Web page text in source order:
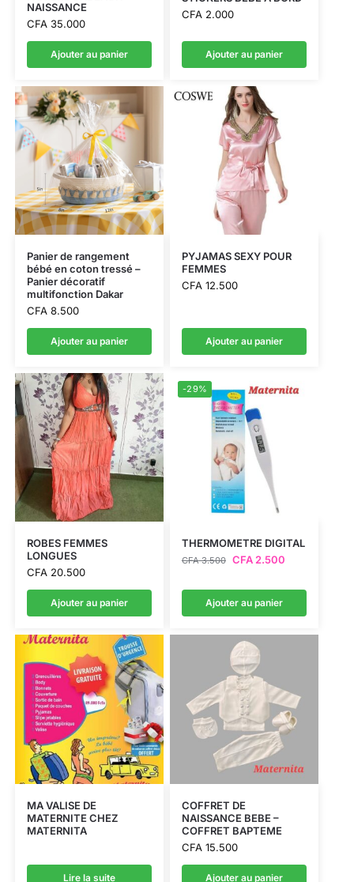
NAISSANCE
CFA35.000
Ajouter au panier
CFA2.000
Ajouter au panier
Panier de rangement
bébé en coton tressé –
Panier décoratif
multifonction Dakar
CFA8.500
Ajouter au panier
PYJAMAS SEXY POUR
FEMMES
CFA12.500
Ajouter au panier
ROBES FEMMES
LONGUES
CFA20.500
Ajouter au panier
-29%
THERMOMETRE DIGITAL
CFA3.500 CFA2.500
Ajouter au panier
MA VALISE DE
MATERNITE CHEZ
MATERNITA
Lire la suite
COFFRET DE
NAISSANCE BEBE –
COFFRET BAPTEME
CFA15.500
Ajouter au panier